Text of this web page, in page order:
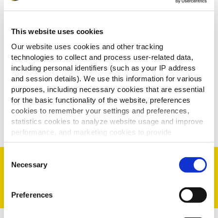
This website uses cookies
Our website uses cookies and other tracking
technologies to collect and process user-related data,
including personal identifiers (such as your IP address
and session details). We use this information for various
purposes, including necessary cookies that are essential
for the basic functionality of the website, preferences
cookies to remember your settings and preferences,
statistics cookies to analyze website usage and improve
performance, and marketing cookies to provide
personalized content and advertising.
By clicking 'Allow all cookies', you consent to the use of
all cookies. If you'd like to customize your preferences,
'Allow selection.'
Selection
Necessary
Preferences
Les consommateurs recherchent des moments de
Venez découvrir le jeudi 14
mars à 15h30 sur notre
stand C35 comment animer
votre restaurant autour des
événements sportifs.
N°4 PROPOSEZ DES